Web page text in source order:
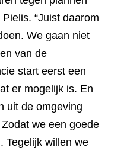
“Juist daarom
We gaan niet
van de
start eerst een
er mogelijk is. En
uit de omgeving
we een goede
Tegelijk willen we